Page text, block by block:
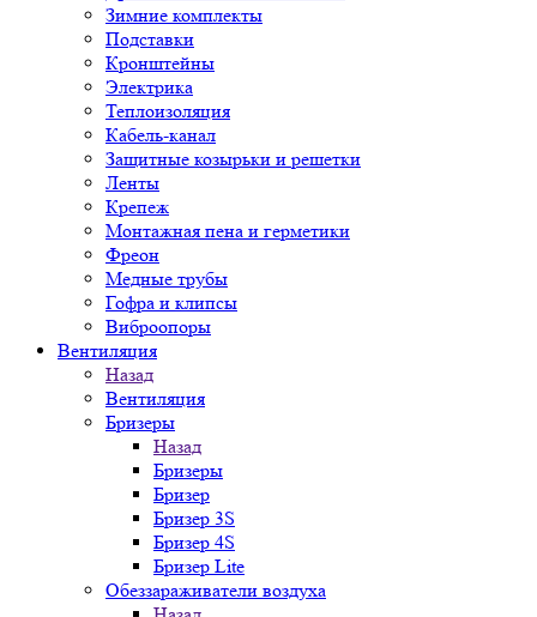
Зимние комплекты
Подставки
Кронштейны
Электрика
Теплоизоляция
Кабель-канал
Защитные козырьки и решетки
Ленты
Крепеж
Монтажная пена и герметики
Фреон
Медные трубы
Гофра и клипсы
Виброопоры
Вентиляция
Назад
Вентиляция
Бризеры
Назад
Бризеры
Бризер
Бризер 3S
Бризер 4S
Бризер Lite
Обеззараживатели воздуха